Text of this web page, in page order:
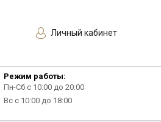
Личный кабинет
Режим работы:
Пн-Сб с 10:00 до 20:00
Вс с 10:00 до 18:00